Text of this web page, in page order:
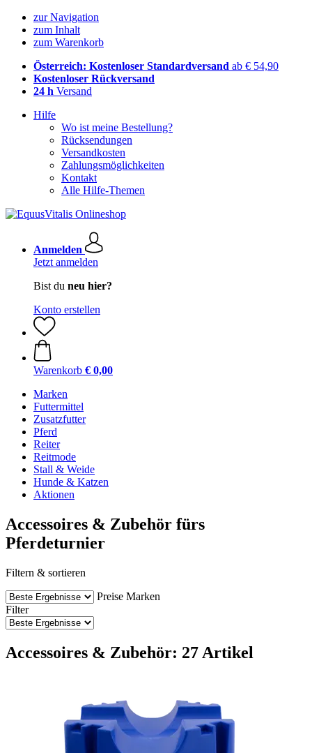
zur Navigation
zum Inhalt
zum Warenkorb
Österreich: Kostenloser Standardversand ab € 54,90
Kostenloser Rückversand
24 h Versand
Hilfe
Wo ist meine Bestellung?
Rücksendungen
Versandkosten
Zahlungsmöglichkeiten
Kontakt
Alle Hilfe-Themen
Anmelden
Jetzt anmelden
Bist du neu hier?
Konto erstellen
Warenkorb € 0,00
Marken
Futtermittel
Zusatzfutter
Pferd
Reiter
Reitmode
Stall & Weide
Hunde & Katzen
Aktionen
Accessoires & Zubehör fürs
Pferdeturnier
Filtern & sortieren
Preise Marken
Filter
Accessoires & Zubehör: 27 Artikel